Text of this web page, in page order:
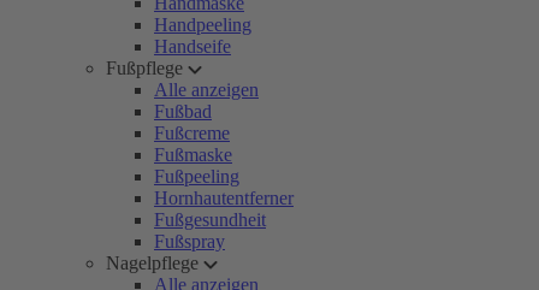
Handpeeling
Handseife
Fußpflege
Alle anzeigen
Fußbad
Fußcreme
Fußmaske
Fußpeeling
Hornhautentferner
Fußgesundheit
Fußspray
Nagelpflege
Alle anzeigen